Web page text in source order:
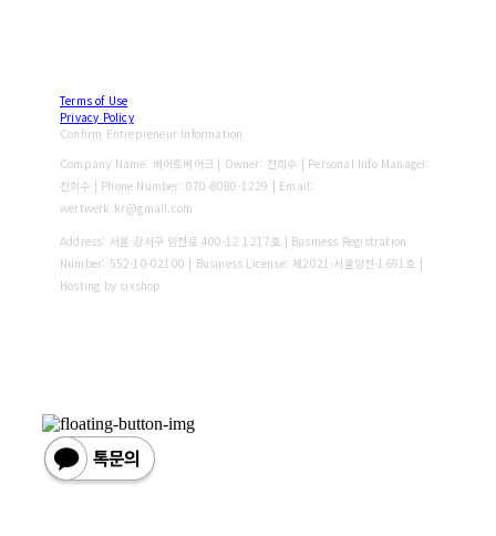
Terms of Use
Privacy Policy
Confirm Entrepreneur Information
Company Name: 베어트베어크 | Owner: 전희수 | Personal Info Manager:
전희수 | Phone Number: 070-8080-1229 | Email:
wertwerk.kr@gmail.com
Address: 서울 강서구 양천로 400-12 1217호 | Business Registration
Number: 552-10-02100 | Business License: 제2021-서울양천-1691호 |
Hosting by sixshop